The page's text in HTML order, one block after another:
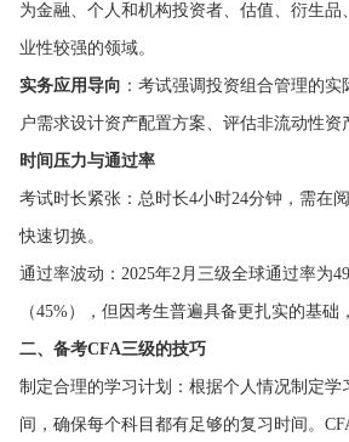
为金融、个人和机构投资者、估值、衍生品
业性较强的领域。
实务应用导向 ：考试强调投资组合管理的
户需求设计资产配置方案、评估非流动性资
时间压力与通过率
考试时长紧张：总时长4小时24分钟，需在
快速切换。
通过率波动：2025年2月三级全球通过率为
（45%），但因考生普遍具备更扎实的基础
二、备考CFA三级的技巧
制定合理的学习计划：根据个人情况制定学
间，确保每个科目都有足够的复习时间。